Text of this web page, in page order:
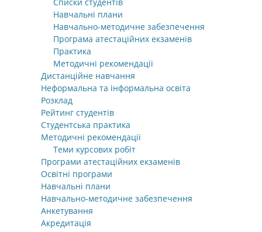
Навчальні плани
Навчально-методичне забезпечення
Програма атестаційних екзаменів
Практика
Методичні рекомендації
Дистанційне навчання
Неформальна та інформальна освіта
Розклад
Рейтинг студентів
Студентська практика
Методичні рекомендації
Теми курсових робіт
Програми атестаційних екзаменів
Освітні програми
Навчальні плани
Навчально-методичне забезпечення
Анкетування
Акредитація